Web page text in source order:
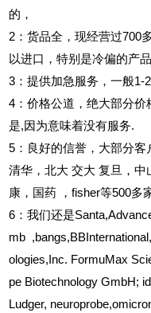
的，
2 ：货品全，现经营过700
以进口，特别是冷偏的产
3 ：提供加急服务，一般
4 ：价格公道，绝大部分
是,因为意味着没有服务.
5 ：良好的信誉，大部分
清华，北大 交大 复旦，中
康，国药
，fisher等500多
6 ：我们还是
mb
ologies,Inc. FormuMax
pe Biotechnology GmbH;
Ludger,